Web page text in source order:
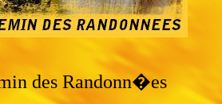
des Randonn�es